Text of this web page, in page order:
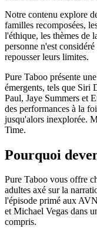
Notre contenu explore
familles recomposées,
l'éthique, les thèmes de
personne n'est
repousser leurs limites.
Pure Taboo présente
émergents, tels que Siri
Paul, Jaye Summers et
des performances à la
jusqu'alors inexplorée.
Time.
Pourquoi
Pure Taboo vous offre
adultes axé sur la
l'épisode primé aux
et Michael Vegas dans
compris.